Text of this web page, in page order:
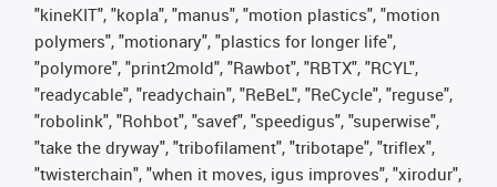
"kineKIT", "kopla", "manus", "motion plastics", "motion
polymers", "motionary", "plastics for longer life",
"polymore", "print2mold", "Rawbot", "RBTX", "RCYL",
"readycable", "readychain", "ReBeL", "ReCycle", "reguse",
"robolink", "Rohbot", "savef", "speedigus", "superwise",
"take the dryway", "tribofilament", "tribotape", "triflex",
"twisterchain", "when it moves, igus improves", "xirodur",